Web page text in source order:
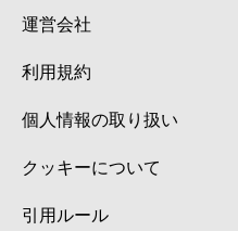
運営会社
利用規約
個人情報の取り扱い
クッキーについて
引用ルール